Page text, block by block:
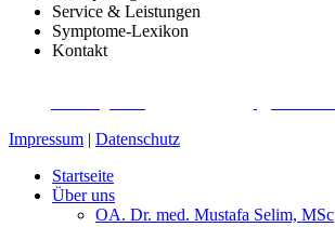
Service & Leistungen
Symptome-Lexikon
Kontakt
Impressum | Datenschutz
Startseite
Über uns
OA. Dr. med. Mustafa Selim, MSc